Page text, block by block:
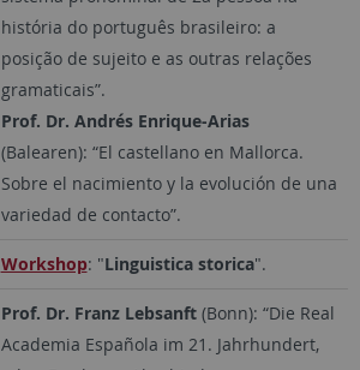
história do português brasileiro: a
posição de sujeito e as outras relações
gramaticais”.
Prof. Dr. Andrés Enrique-Arias
(Balearen): “El castellano en Mallorca.
Sobre el nacimiento y la evolución de una
variedad de contacto”.
Workshop: "Linguistica storica".
Prof. Dr. Franz Lebsanft (Bonn): “Die Real
Academia Española im 21. Jahrhundert,